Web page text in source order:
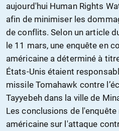
aujourd'hui Human Rights
afin de minimiser les
de conflits. Selon un article
le 11 mars, une enquête en
américaine a déterminé à
États-Unis étaient
missile Tomahawk contre
Tayyebeh dans la ville de
Les conclusions de l'enquête
américaine sur l'attaque